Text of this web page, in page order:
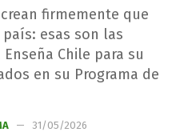
firmemente que
esas son las
Chile para su
en su Programa de
31/05/2026